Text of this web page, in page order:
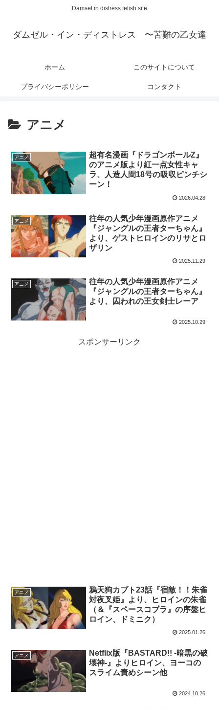
Damsel in distress fetish site
ダムゼル・イン・ディストレス 〜苦難の乙女達
ホーム このサイトについて
プライバシーポリシー コンタクト
アニメ
アニメ
超有名漫画『ドラゴンボールZ』
のアニメ版より紅一点女性キャ
ラ、人造人間18号の吸収ピンチシ
ーン！
2026.04.28
アニメ
往年の人気少年漫画原作アニメ
『ジャングルの王者ターちゃん』
より、ゲストヒロインのリサとロ
ザリン
2025.11.29
アニメ
往年の人気少年漫画原作アニメ
『ジャングルの王者ターちゃん』
より、囚われの王女剣士レーア
2025.10.29
スポンサーリンク
アニメ
鴉天狗カブト23話『宿敵！！朱雀
対夜叉姫』より、ヒロインの朱雀
（＆『スペースコブラ』の序盤ヒ
ロイン、ドミニク）
2025.01.26
アニメ
Netflix版『BASTARD!! -暗黒の破
壊神-』よりヒロイン、ヨーコの
スライム責めシーン他
2024.10.26